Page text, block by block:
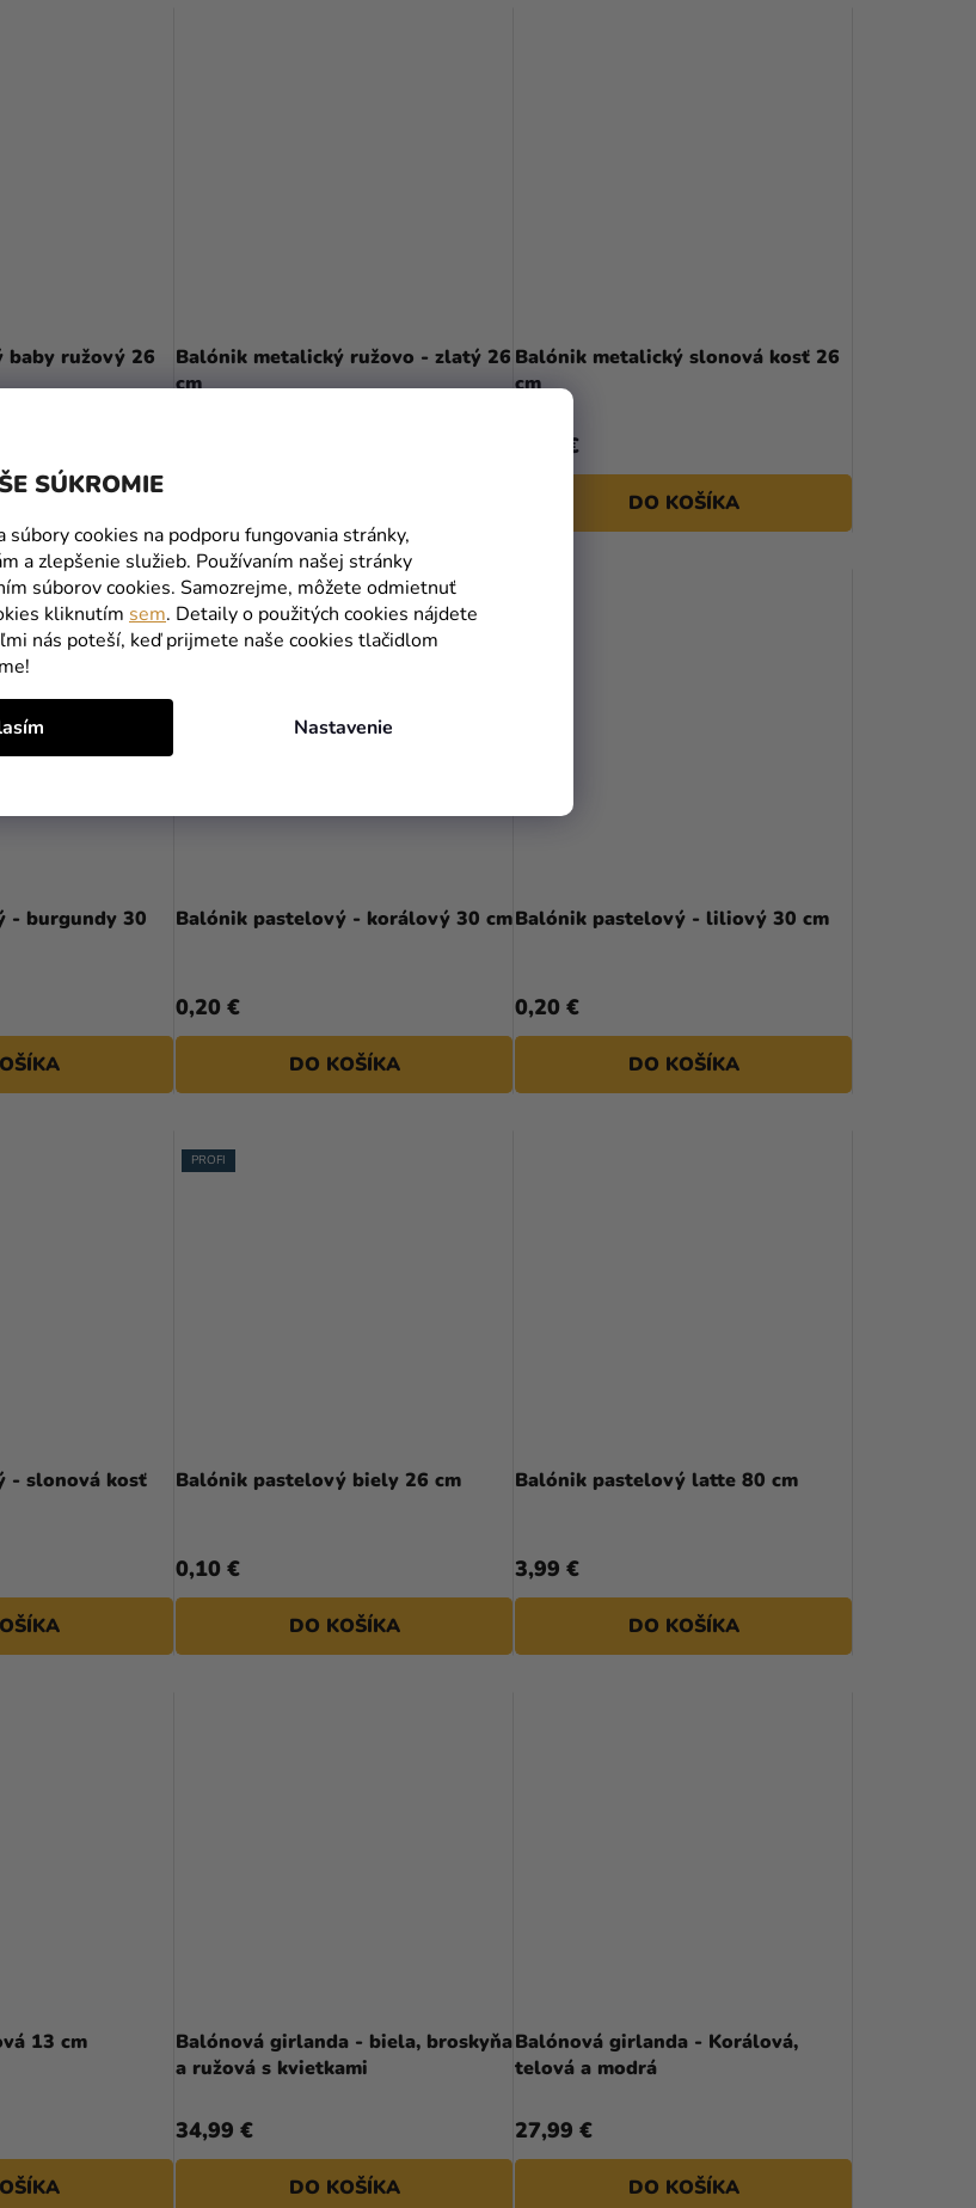
SÚKROMIE
súbory cookies na podporu fungovania stránky,
a zlepšenie služieb. Používaním našej stránky
súborov cookies. Samozrejme, môžete odmietnuť
kliknutím sem. Detaily o použitých cookies nájdete
nás poteší, keď prijmete naše cookies tlačidlom
Nastavenie
baby ružový 26
Balónik metalický ružovo - zlatý 26
cm
Balónik metalický slonová kosť 26
cm
0,10 €
DO KOŠÍKA
- burgundy 30
Balónik pastelový - korálový 30 cm
0,20 €
DO KOŠÍKA
Balónik pastelový - liliový 30 cm
0,20 €
DO KOŠÍKA
- slonová kosť
PROFI
Balónik pastelový biely 26 cm
hodnotenie
produktu
5
hviezdičiek.
0,10 €
DO KOŠÍKA
Balónik pastelový latte 80 cm
3,99 €
DO KOŠÍKA
13 cm
Balónová girlanda - biela, broskyňa
a ružová s kvietkami
34,99 €
DO KOŠÍKA
Balónová girlanda - Korálová,
telová a modrá
27,99 €
DO KOŠÍKA